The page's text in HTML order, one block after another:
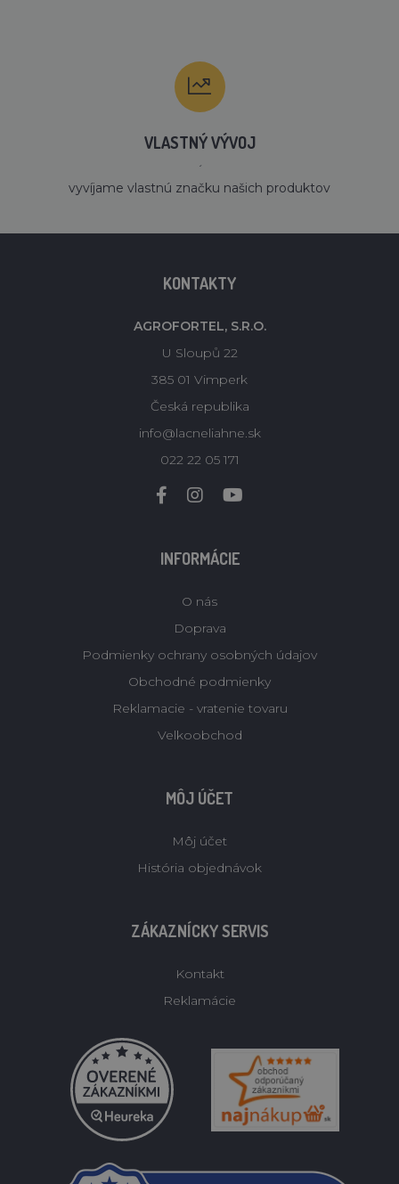
VLASTNÝ VÝVOJ
´
vyvíjame vlastnú značku našich produktov
KONTAKTY
AGROFORTEL, S.R.O.
U Sloupů 22
385 01 Vimperk
Česká republika
info@lacneliahne.sk
022 22 05 171
INFORMÁCIE
O nás
Doprava
Podmienky ochrany osobných údajov
Obchodné podmienky
Reklamacie - vratenie tovaru
Velkoobchod
MÔJ ÚČET
Môj účet
História objednávok
ZÁKAZNÍCKY SERVIS
Kontakt
Reklamácie